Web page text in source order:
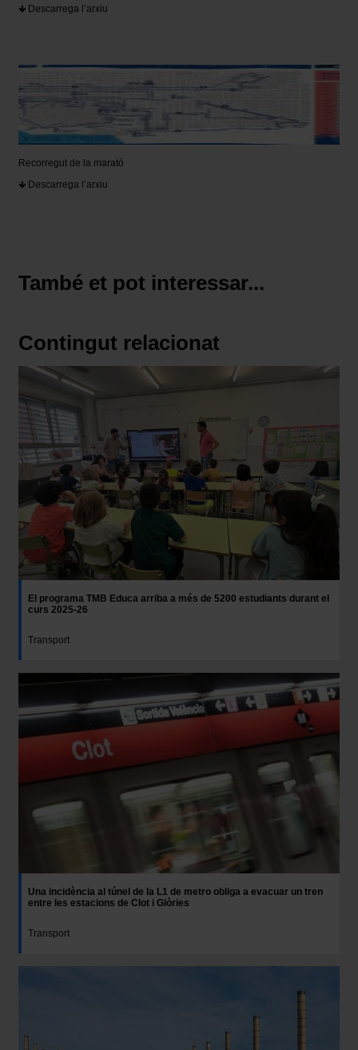
Descarrega l’arxiu
Recorregut de la marató
Descarrega l’arxiu
També et pot interessar...
Contingut relacionat
El programa TMB Educa arriba a més de 5200 estudiants durant el
curs 2025-26
Transport
Una incidència al túnel de la L1 de metro obliga a evacuar un tren
entre les estacions de Clot i Glòries
Transport